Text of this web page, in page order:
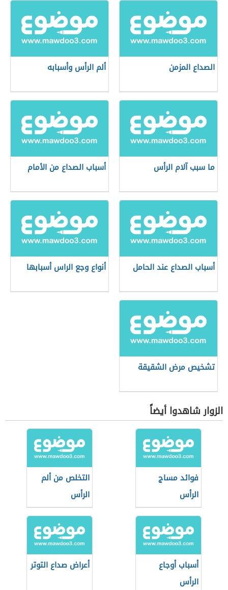
الصداع المزمن ألم الرأس وأسبابه
ما سبب آلام الرأس أسباب الصداع من الأمام
أسباب الصداع عند الحامل أنواع وجع الراس أسبابها
تشخيص مرض الشقيقة
الزوار شاهدوا أيضاً
فوائد مساج
الرأس
التخلص من ألم
الرأس
أسباب أوجاع
الرأس
أعراض صداع التوتر